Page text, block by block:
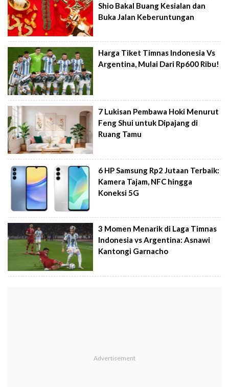
Shio Bakal Buang Kesialan dan
Buka Jalan Keberuntungan
Harga Tiket Timnas Indonesia Vs
Argentina, Mulai Dari Rp600 Ribu!
7 Lukisan Pembawa Hoki Menurut
Feng Shui untuk Dipajang di
Ruang Tamu
6 HP Samsung Rp2 Jutaan Terbaik:
Kamera Tajam, NFC hingga
Koneksi 5G
3 Momen Menarik di Laga Timnas
Indonesia vs Argentina: Asnawi
Kantongi Garnacho